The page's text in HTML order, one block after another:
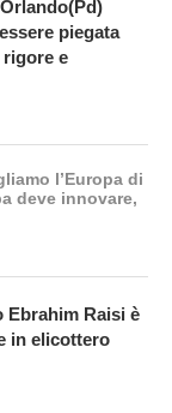
piegata
e
l’Europa di
deve innovare,
Ebrahim Raisi è
in elicottero